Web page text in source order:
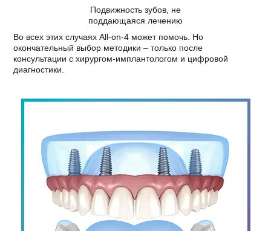
Подвижность зубов, не
поддающаяся лечению
Во всех этих случаях All-on-4 может помочь. Но
окончательный выбор методики – только после
консультации с хирургом-имплантологом и цифровой
диагностики.